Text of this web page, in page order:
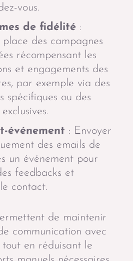
vous.
de fidélité :
des campagnes
récompensant les
et engagements des
par exemple via des
spécifiques ou des
événement : Envoyer
des emails de
un événement pour
feedbacks et
contact.
de maintenir
communication avec
tout en réduisant le